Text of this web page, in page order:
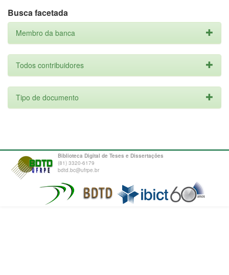
Busca facetada
Membro da banca
Todos contribuidores
Tipo de documento
Biblioteca Digital de Teses e Dissertações
(81) 3320-6179
bdtd.bc@ufrpe.br